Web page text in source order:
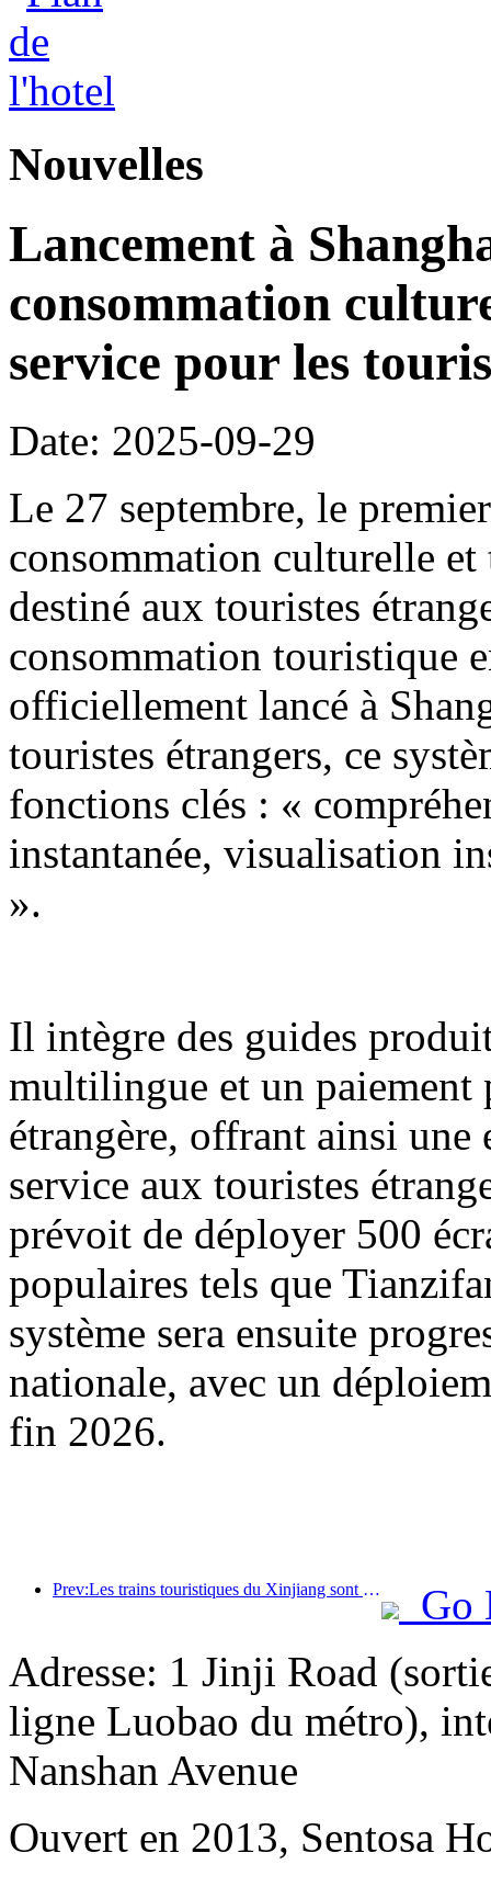
Nouvelles
Lancement à
consommation
service pour les
Date: 2025-09-29
Le 27 septembre, le
consommation culturelle
destiné aux touristes
consommation touristique
officiellement lancé à
touristes étrangers, ce
fonctions clés : «
instantanée, visualisation
».
Il intègre des guides
multilingue et un paiement
étrangère, offrant ainsi
service aux touristes
prévoit de déployer 500
populaires tels que
système sera ensuite
nationale, avec un
fin 2026.
Prev:Les trains touristiques du Xinjiang sont en plein essor, stimulant l'économie culturelle et touristique
Go
Adresse: 1 Jinji Road
ligne Luobao du métro),
Nanshan Avenue
Ouvert en 2013, Sentosa